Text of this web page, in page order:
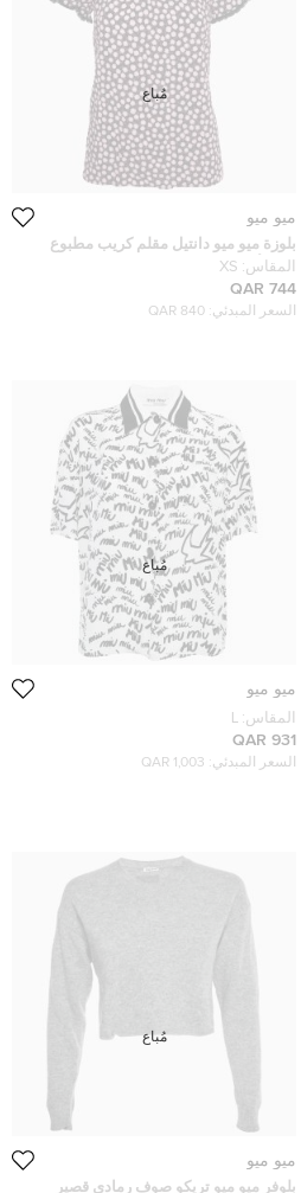
ميو ميو
بلوزة ميو ميو دانتيل مقلم كريب مطبوع
زهور أزرق كحلي صغير جدًا
المقاس: XS
744 QAR
السعر المبدئي: 840 QAR
مُباع
ميو ميو
المقاس: L
931 QAR
السعر المبدئي: 1,003 QAR
مُباع
ميو ميو
بلوفر ميو ميو تريكو صوف رمادي قصير
مُباع